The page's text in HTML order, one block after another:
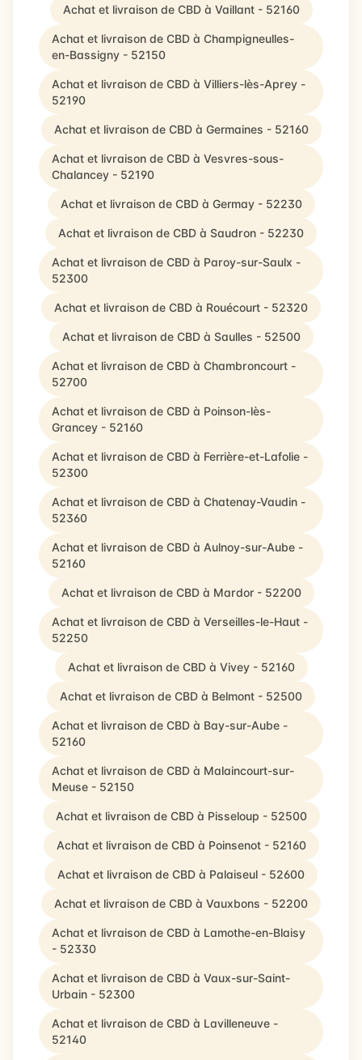
Achat et livraison de CBD à Vaillant - 52160
Achat et livraison de CBD à Champigneulles-
en-Bassigny - 52150
Achat et livraison de CBD à Villiers-lès-Aprey -
52190
Achat et livraison de CBD à Germaines - 52160
Achat et livraison de CBD à Vesvres-sous-
Chalancey - 52190
Achat et livraison de CBD à Germay - 52230
Achat et livraison de CBD à Saudron - 52230
Achat et livraison de CBD à Paroy-sur-Saulx -
52300
Achat et livraison de CBD à Rouécourt - 52320
Achat et livraison de CBD à Saulles - 52500
Achat et livraison de CBD à Chambroncourt -
52700
Achat et livraison de CBD à Poinson-lès-
Grancey - 52160
Achat et livraison de CBD à Ferrière-et-Lafolie -
52300
Achat et livraison de CBD à Chatenay-Vaudin -
52360
Achat et livraison de CBD à Aulnoy-sur-Aube -
52160
Achat et livraison de CBD à Mardor - 52200
Achat et livraison de CBD à Verseilles-le-Haut -
52250
Achat et livraison de CBD à Vivey - 52160
Achat et livraison de CBD à Belmont - 52500
Achat et livraison de CBD à Bay-sur-Aube -
52160
Achat et livraison de CBD à Malaincourt-sur-
Meuse - 52150
Achat et livraison de CBD à Pisseloup - 52500
Achat et livraison de CBD à Poinsenot - 52160
Achat et livraison de CBD à Palaiseul - 52600
Achat et livraison de CBD à Vauxbons - 52200
Achat et livraison de CBD à Lamothe-en-Blaisy
- 52330
Achat et livraison de CBD à Vaux-sur-Saint-
Urbain - 52300
Achat et livraison de CBD à Lavilleneuve -
52140